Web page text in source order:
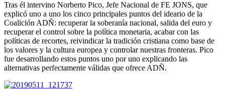
Tras él intervino Norberto Pico, Jefe Nacional de FE JONS, que
explicó uno a uno los cinco principales puntos del ideario de la
Coalición ADÑ: recuperar la soberanía nacional, salida del euro y
recuperar el control sobre la política monetaria, acabar con las
políticas de recortes, reivindicar la tradición cristiana como base de
los valores y la cultura europea y controlar nuestras fronteras. Pico
fue desarrollando estos puntos uno por uno explicando las
alternativas perfectamente válidas que ofrece ADÑ.